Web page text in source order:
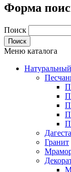
Форма
Поиск
Меню каталога
Гранит